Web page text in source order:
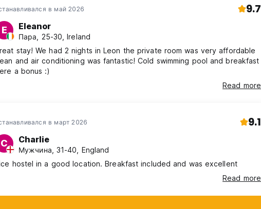
в май 2026 9.7
E Eleanor
Пара, 25-30, Ireland
stay! We had 2 nights in Leon the private room was very affordable
and air conditioning was fantastic! Cold swimming pool and breakfast
a bonus :)
Read more
в март 2026 9.1
C Charlie
Мужчина, 31-40, England
hostel in a good location. Breakfast included and was excellent
Read more